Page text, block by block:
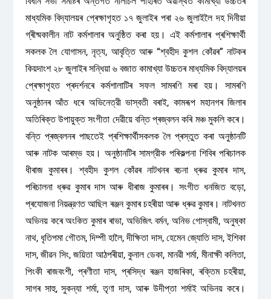
মাধ্যমিক বিদ্যালয়ৰ প্ৰেক্ষাগৃহত ১৭ জুলাইৰ পৰা ২৬ জুলাইলৈ দহ দিনীয়া
গ্ৰীষ্মকালীন নাট কৰ্মশালাৰ অনুষ্ঠিত কৰা হয়। এই কৰ্মশালাৰ প্ৰশিক্ষাৰ্থী
সকলক লৈ যোগাসন, নৃত্য, আবৃত্তি আৰু “শ্বহীদ কুশল কোঁৱৰ” নাটকৰ
কিয়দাংশ ২৮ জুলাইৰ সন্ধিয়া ৬ বজাত কামাখ্যা উচ্চতৰ মাধ্যমিক বিদ্যালয়ৰ
প্ৰেক্ষাগৃহত প্ৰদৰ্শনৰে কৰ্মশালাটিৰ সফল সামৰণি মৰা হয়। সামৰণি
অনুষ্ঠানৰ আঁত ধৰে অভিনেত্রী ভাস্বতী বৰাই, কামৰূপ মহানগৰ জিলাৰ
অতিৰিক্ত উপায়ুক্ত সংগীতা দেৱীয়ে বন্তি প্ৰজ্বলন কৰি মঞ্চ মুকলি কৰে।
বন্তি প্ৰজ্বলনৰ পাছতেই প্ৰশিক্ষাৰ্থীসকলক লৈ প্ৰস্তুত কৰা অনুষ্ঠানটি
আৰু নাটক আৰম্ভ হয়। অনুষ্ঠানটিৰ সামগ্রীক পৰিকল্পনা শিবিৰ পৰিচালক
ধীৰাজ কুমাৰৰ। শ্বহীদ কুশল কোঁৱৰ নাটখনৰ ৰচনা ধ্ৰুৱ কুমাৰ দাস,
পৰিচালনা ধ্ৰুৱ কুমাৰ দাস আৰু ধীৰাজ কুমাৰৰ। সংগীত ধনজিত বড়ো,
প্ৰযোজনা নিয়ন্ত্রণত আছিল ৰঞ্জন কুমাৰ চহৰীয়া আৰু ধ্ৰুৱ কুমাৰ। নাটখনত
অভিনয় কৰে অংকিত কুমাৰ ৰাভা, অভিজিৎ বৰ্মন, অনিভ গোস্বামী, অনুষ্কা
নাথ, ধৃতিপমা গৌতম, দিম্পী হালৈ, দীক্ষিতা দাস, হেমেন জ্যোতি দাস, ইশিকা
দাস, জীৱন সিং, জয়িতা আঠপৰীয়া, কুনাল ডেকা, মানৱী শৰ্মা, মীনাক্ষী কলিতা,
পিংকী ৰাজবংশী, প্ৰণীতা দাস, প্ৰসিদ্ধ ৰঞ্জন হাজৰিকা, ৰক্তিম চহৰীয়া,
সাগৰ সাহু, সুকন্যা শৰ্মা, তৃণা দাস, আৰু উদীপ্তা শৰ্মাই অভিনয় কৰে।